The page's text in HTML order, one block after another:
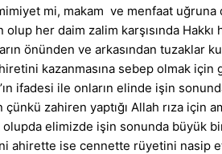
mi, makam ve menfaat uğruna
olup her daim zalim karşısında Hakkı
önünden ve arkasından tuzaklar
kazanmasına sebep olmak
ifadesi ile onların elinde işin
çünkü zahiren yaptığı Allah rıza için
olupda elimizde işin sonunda büyük
ahirette ise cennette rüyetini nasip